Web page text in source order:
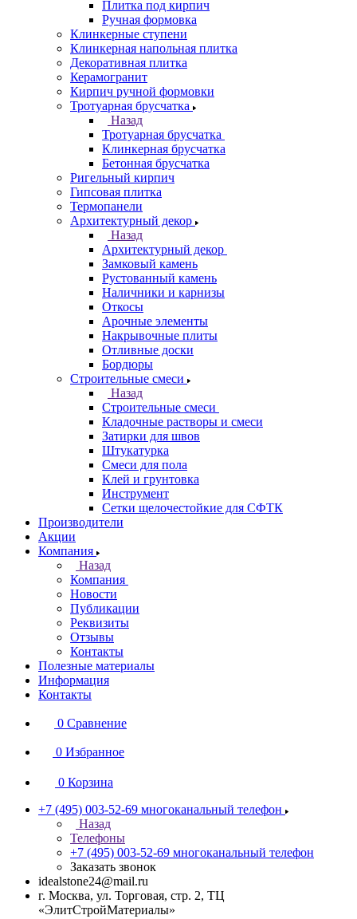
Плитка под кирпич
Ручная формовка
Клинкерные ступени
Клинкерная напольная плитка
Декоративная плитка
Керамогранит
Кирпич ручной формовки
Тротуарная брусчатка
Назад
Тротуарная брусчатка
Клинкерная брусчатка
Бетонная брусчатка
Ригельный кирпич
Гипсовая плитка
Термопанели
Архитектурный декор
Назад
Архитектурный декор
Замковый камень
Рустованный камень
Наличники и карнизы
Откосы
Арочные элементы
Накрывочные плиты
Отливные доски
Бордюры
Строительные смеси
Назад
Строительные смеси
Кладочные растворы и смеси
Затирки для швов
Штукатурка
Смеси для пола
Клей и грунтовка
Инструмент
Сетки щелочестойкие для СФТК
Производители
Акции
Компания
Назад
Компания
Новости
Публикации
Реквизиты
Отзывы
Контакты
Полезные материалы
Информация
Контакты
0 Сравнение
0 Избранное
0 Корзина
+7 (495) 003-52-69 многоканальный телефон
Назад
Телефоны
+7 (495) 003-52-69 многоканальный телефон
Заказать звонок
idealstone24@mail.ru
г. Москва, ул. Торговая, стр. 2, ТЦ
«ЭлитСтройМатериалы»